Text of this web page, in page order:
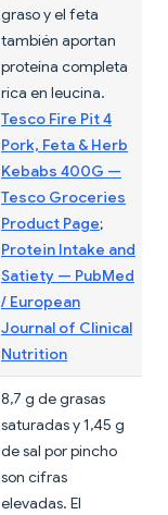
graso y el feta
también aportan
proteína completa
rica en leucina.
Tesco Fire Pit 4
Pork, Feta & Herb
Kebabs 400G —
Tesco Groceries
Product Page;
Protein Intake and
Satiety — PubMed
/ European
Journal of Clinical
Nutrition
8,7 g de grasas
saturadas y 1,45 g
de sal por pincho
son cifras
elevadas. El